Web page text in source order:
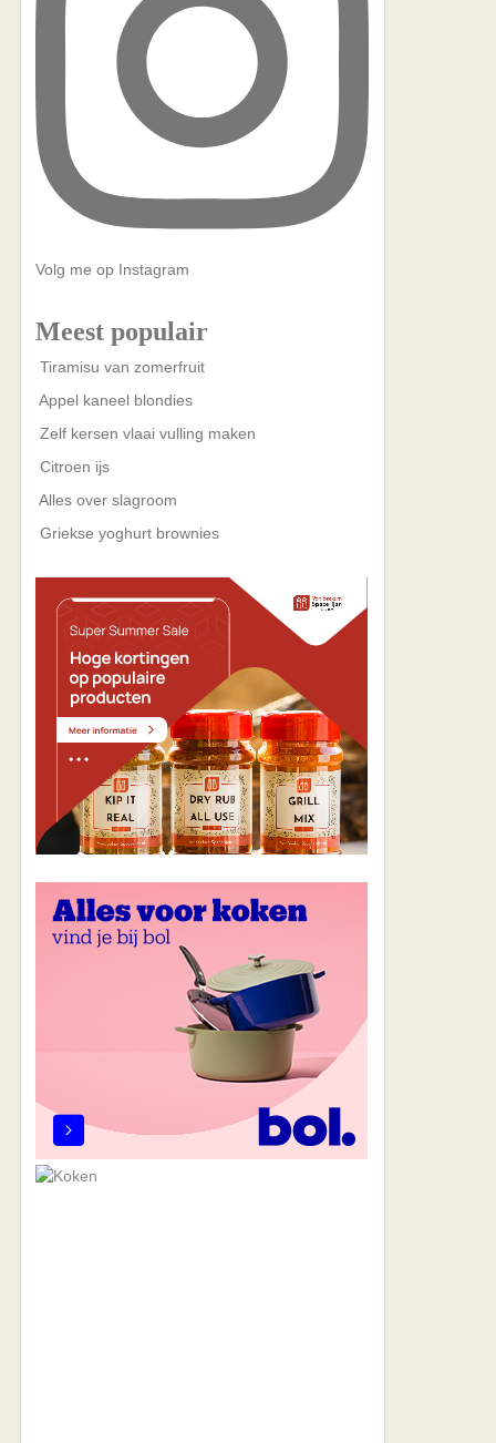
Volg me op Instagram
Meest populair
Tiramisu van zomerfruit
Appel kaneel blondies
Zelf kersen vlaai vulling maken
Citroen ijs
Alles over slagroom
Griekse yoghurt brownies